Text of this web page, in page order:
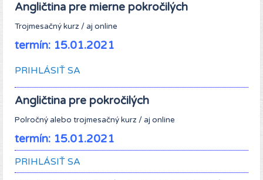
Angličtina pre mierne pokročilých
Trojmesačný kurz / aj online
termín: 15.01.2021
PRIHLÁSIŤ SA
Angličtina pre pokročilých
Polročný alebo trojmesačný kurz / aj online
termín: 15.01.2021
PRIHLÁSIŤ SA